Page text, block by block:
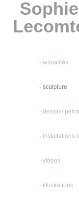
Sophie
- actualités
- sculpture
- dessin /
- installations
- vidéos
- illustrations